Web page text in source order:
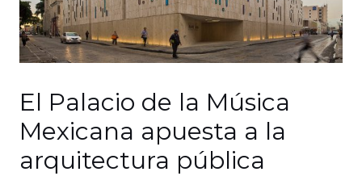
El Palacio de la Música
Mexicana apuesta a la
arquitectura pública